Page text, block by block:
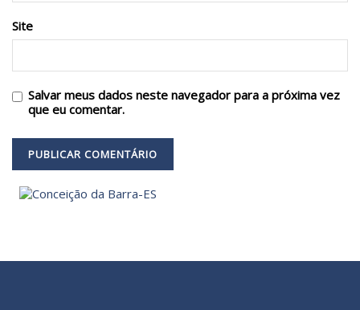
Site
Salvar meus dados neste navegador para a próxima vez
que eu comentar.